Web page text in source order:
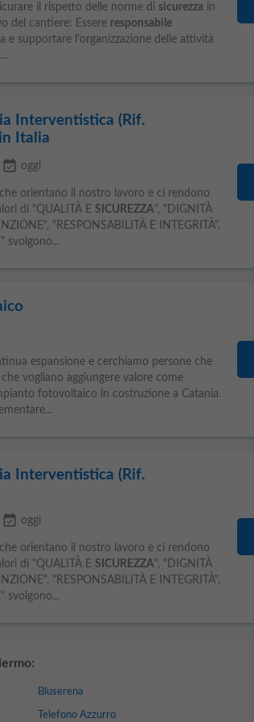
il rispetto delle norme di sicurezza in
del cantiere: Essere responsabile
e supportare l'organizzazione delle attività
Interventistica (Rif.
Italia
event_available oggi
orientano il nostro lavoro e ci rendono
di "QUALITÀ E SICUREZZA", "DIGNITÀ
"RESPONSABILITÀ E INTEGRITÀ",
svolgono...
espansione e cerchiamo persone che
vogliano aggiungere valore come
fotovoltaico in costruzione a Catania.
Interventistica (Rif.
event_available oggi
orientano il nostro lavoro e ci rendono
di "QUALITÀ E SICUREZZA", "DIGNITÀ
"RESPONSABILITÀ E INTEGRITÀ",
svolgono...
Bluserena
Telefono Azzurro